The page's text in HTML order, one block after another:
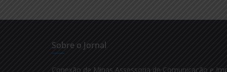
Sobre o Jornal
Conexão de Minas Assessoria de Comunicação e